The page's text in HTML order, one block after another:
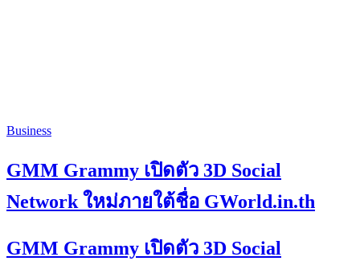
Business
GMM Grammy เปิดตัว 3D Social
Network ใหม่ภายใต้ชื่อ GWorld.in.th
GMM Grammy เปิดตัว 3D Social